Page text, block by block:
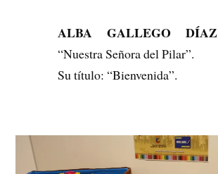
ALBA GALLEGO DÍAZ
“Nuestra Señora del Pilar”.
Su título: “Bienvenida”.